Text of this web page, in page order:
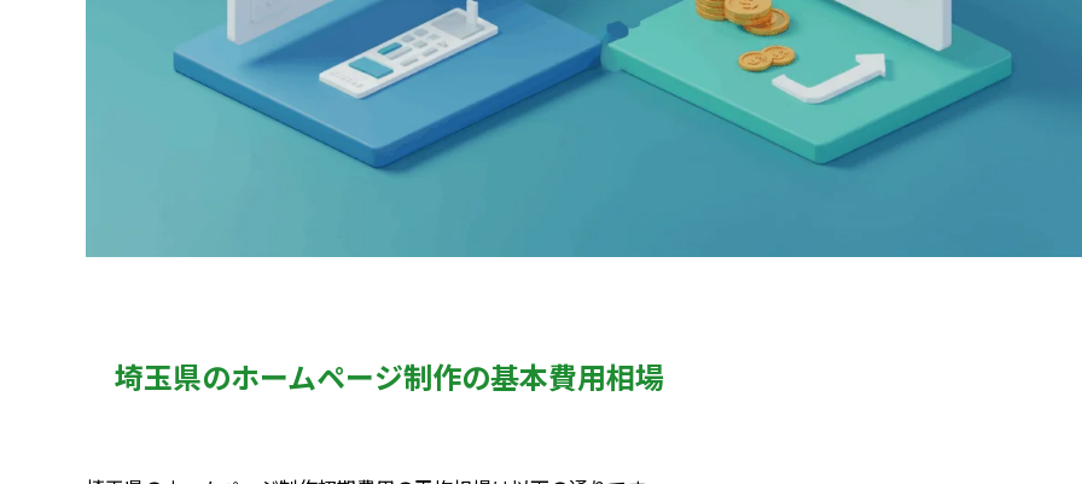
埼玉県のホームページ制作の基本費用相場